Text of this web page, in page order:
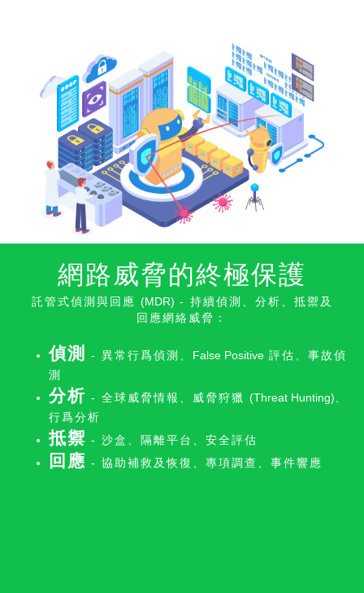
網路威脅的終極保護
託管式偵測與回應 (MDR) - 持續偵測、分析、抵禦及
回應網絡威脅：
偵測 - 異常行爲偵測、 False Positive 評估、事故偵
測
分析 - 全球威脅情報、威脅狩獵 (Threat Hunting)
行爲分析
抵禦 - 沙盒、隔離平台、安全評估
回應 - 協助補救及恢復、專項調查、事件響應